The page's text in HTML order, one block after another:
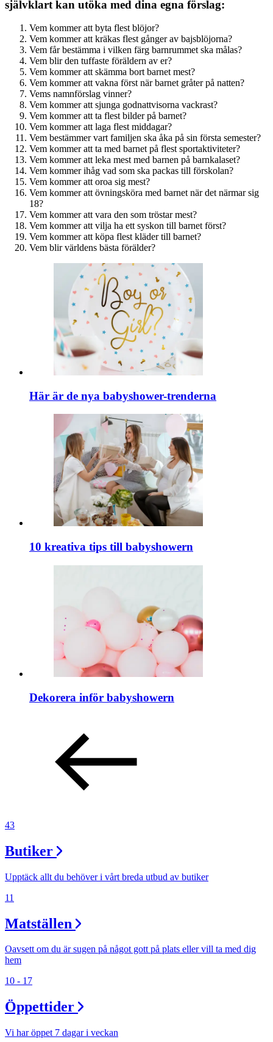
självklart kan utöka med dina egna förslag:
Vem kommer att byta flest blöjor?
Vem kommer att kräkas flest gånger av bajsblöjorna?
Vem får bestämma i vilken färg barnrummet ska målas?
Vem blir den tuffaste föräldern av er?
Vem kommer att skämma bort barnet mest?
Vem kommer att vakna först när barnet gråter på natten?
Vems namnförslag vinner?
Vem kommer att sjunga godnattvisorna vackrast?
Vem kommer att ta flest bilder på barnet?
Vem kommer att laga flest middagar?
Vem bestämmer vart familjen ska åka på sin första semester?
Vem kommer att ta med barnet på flest sportaktiviteter?
Vem kommer att leka mest med barnen på barnkalaset?
Vem kommer ihåg vad som ska packas till förskolan?
Vem kommer att oroa sig mest?
Vem kommer att övningsköra med barnet när det närmar sig
18?
Vem kommer att vara den som tröstar mest?
Vem kommer att vilja ha ett syskon till barnet först?
Vem kommer att köpa flest kläder till barnet?
Vem blir världens bästa förälder?
Här är de nya babyshower-trenderna
10 kreativa tips till babyshowern
Dekorera inför babyshowern
43
Butiker
Upptäck allt du behöver i vårt breda utbud av butiker
11
Matställen
Oavsett om du är sugen på något gott på plats eller vill ta med dig
hem
10 - 17
Öppettider
Vi har öppet 7 dagar i veckan